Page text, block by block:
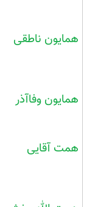
همایون ناطقی
همایون وفاآذر
همت آقایی